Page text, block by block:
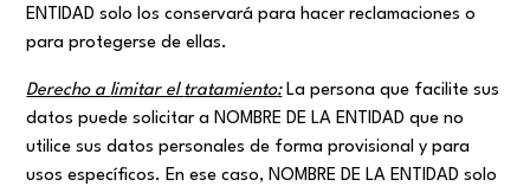
ENTIDAD solo los conservará para hacer reclamaciones o
para protegerse de ellas.
Derecho a limitar el tratamiento:La persona que facilite sus
datos puede solicitar a NOMBRE DE LA ENTIDAD que no
utilice sus datos personales de forma provisional y para
usos específicos. En ese caso, NOMBRE DE LA ENTIDAD solo